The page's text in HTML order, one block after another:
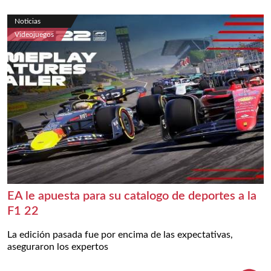
Noticias
Videojuegos
EA le apuesta para su catalogo de deportes a la
F1 22
La edición pasada fue por encima de las expectativas,
aseguraron los expertos